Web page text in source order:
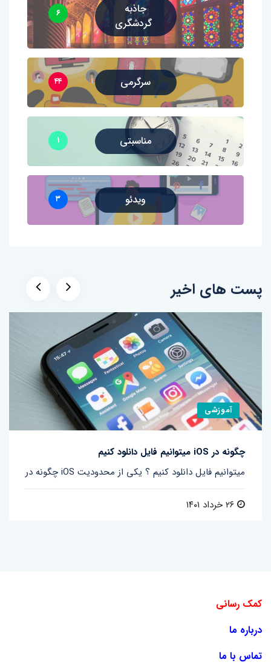
جاذبه
گردشگری
۶
سرگرمی ۴۴
مناسبتی ۱
ویدئو ۳
پست های اخیر
آموزشی
چگونه در iOS میتوانیم فایل دانلود کنیم
چگونه در iOS میتوانیم فایل دانلود کنیم ؟ یکی از محدودیت
کمک رسانی
درباره ما
تماس با ما